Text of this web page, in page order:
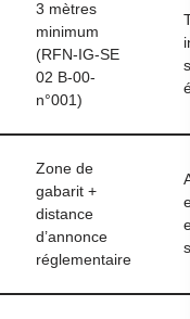
3 mètres
minimum
(RFN-IG-SE
02 B-00-
n°001)
Zone de
gabarit +
distance
d’annonce
réglementaire